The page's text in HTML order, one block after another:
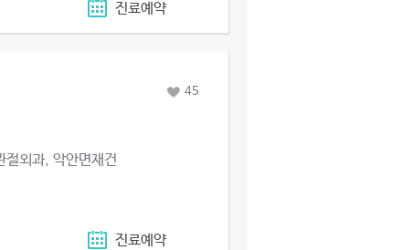
진료예약
절외과, 악안면재건
45
진료예약